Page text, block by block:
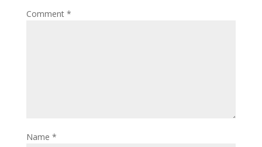
Comment *
Name *